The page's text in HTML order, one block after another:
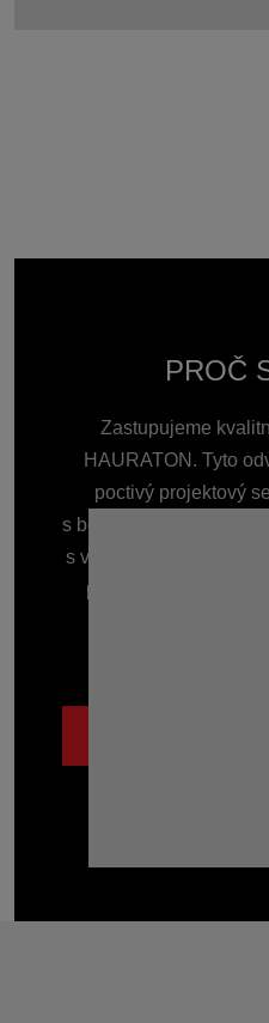
PROČ
Zastupujeme
HAURATON. Tyto
poctivý projektový
s benefitem“, které Vás
s velkým projektem
před garáž,